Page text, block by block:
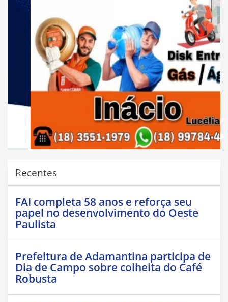
Recentes
FAI completa 58 anos e reforça seu
papel no desenvolvimento do Oeste
Paulista
Prefeitura de Adamantina participa de
Dia de Campo sobre colheita do Café
Robusta